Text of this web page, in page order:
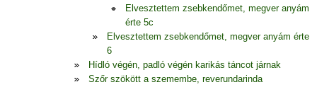
Elvesztettem zsebkendőmet, megver anyám
érte 5c
Elvesztettem zsebkendőmet, megver anyám érte
6
Hídló végén, padló végén karikás táncot járnak
Szőr szökött a szemembe, reverundarinda